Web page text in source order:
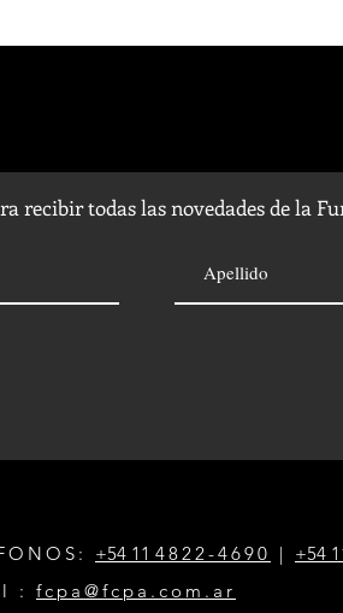
recibir todas las novedades de la
+54 11 4822-4690 | +54 1
: fcpa@fcpa.com.ar